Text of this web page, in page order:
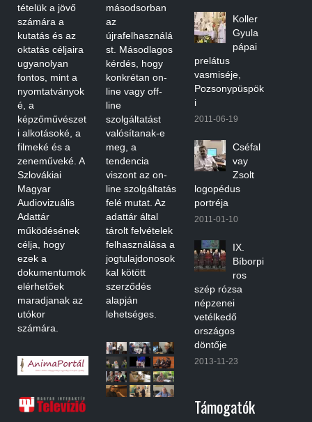
tételük a jövő
számára a
kutatás és az
oktatás céljaira
ugyanolyan
fontos, mint a
nyomtatványok
é, a
képzőművészet
i alkotásoké, a
filmeké és a
zeneműveké. A
Szlovákiai
Magyar
Audiovizuális
Adattár
működésének
célja, hogy
ezek a
dokumentumok
elérhetőek
maradjanak az
utókor
számára.
másodsorban
az
újrafelhasználá
st. Másodlagos
kérdés, hogy
konkrétan on-
line vagy off-
line
szolgáltatást
valósítanak-e
meg, a
tendencia
viszont az on-
line szolgáltatás
felé mutat. Az
adattár által
tárolt felvételek
felhasználása a
jogtulajdonosok
kal kötött
szerződés
alapján
lehetséges.
Koller
Gyula
pápai
prelátus
vasmiséje,
Pozsonypüspök
i
2011-06-19
Cséfal
vay
Zsolt
logopédus
portréja
2011-01-10
IX.
Bíborpi
ros
szép rózsa
népzenei
vetélkedő
országos
döntője
2013-11-23
Támogatók